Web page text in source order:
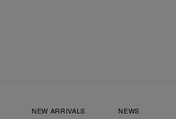
NEW ARRIVALS NEWS